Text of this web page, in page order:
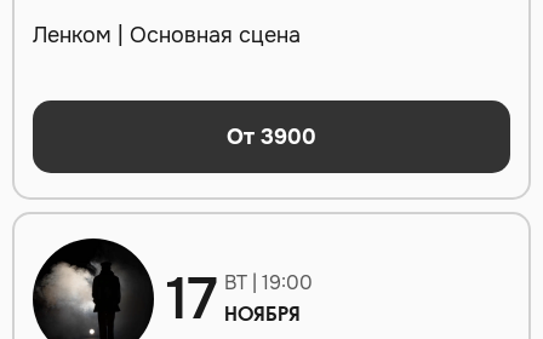
Ленком | Основная сцена
От 3900
17 ВТ | 19:00
НОЯБРЯ